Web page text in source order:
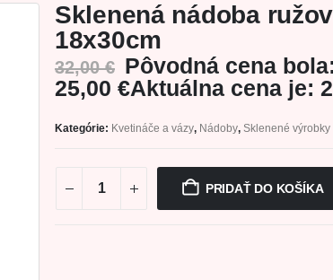
Sklenená nádoba
18x30cm
32,00€ Pôvodná cena
25,00 €Aktuálna cena je:
Kategórie: Kvetináče a vázy, Nádoby, Sklenené výrobky
PRIDAŤ DO KOŠÍKA